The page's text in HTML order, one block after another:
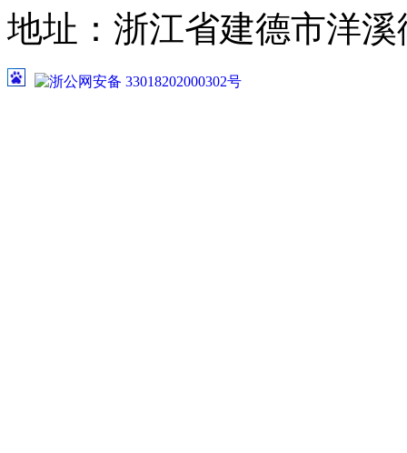
地址：浙江省建德市洋
浙公网安备 33018202000302号